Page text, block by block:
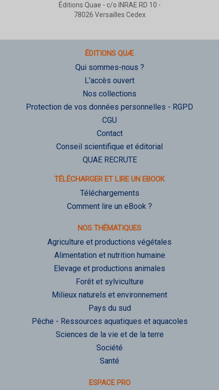
Éditions Quae - c/o INRAE RD 10 -
78026 Versailles Cedex
ÉDITIONS QUÆ
Qui sommes-nous ?
L'accès ouvert
Nos collections
Protection de vos données personnelles - RGPD
CGU
Contact
Conseil scientifique et éditorial
QUAE RECRUTE
TÉLÉCHARGER ET LIRE UN EBOOK
Téléchargements
Comment lire un eBook ?
NOS THÉMATIQUES
Agriculture et productions végétales
Alimentation et nutrition humaine
Elevage et productions animales
Forêt et sylviculture
Milieux naturels et environnement
Pays du sud
Pêche - Ressources aquatiques et aquacoles
Sciences de la vie et de la terre
Société
Santé
ESPACE PRO